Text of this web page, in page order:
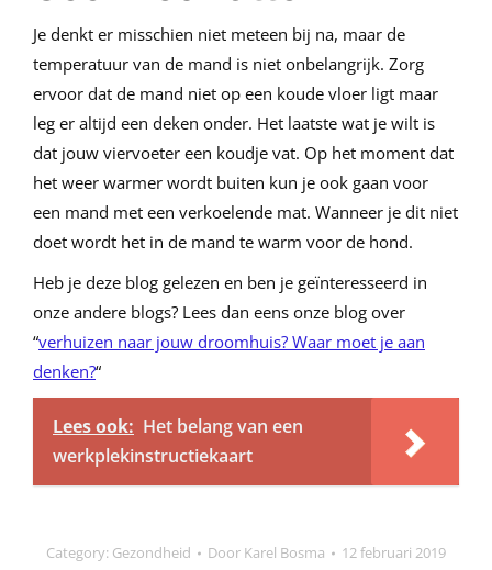
Je denkt er misschien niet meteen bij na, maar de
temperatuur van de mand is niet onbelangrijk. Zorg
ervoor dat de mand niet op een koude vloer ligt maar
leg er altijd een deken onder. Het laatste wat je wilt is
dat jouw viervoeter een koudje vat. Op het moment dat
het weer warmer wordt buiten kun je ook gaan voor
een mand met een verkoelende mat. Wanneer je dit niet
doet wordt het in de mand te warm voor de hond.
Heb je deze blog gelezen en ben je geïnteresseerd in
onze andere blogs? Lees dan eens onze blog over
“verhuizen naar jouw droomhuis? Waar moet je aan
denken?“
Lees ook: Het belang van een
werkplekinstructiekaart
Category: Gezondheid Door Karel Bosma 12 februari 2019